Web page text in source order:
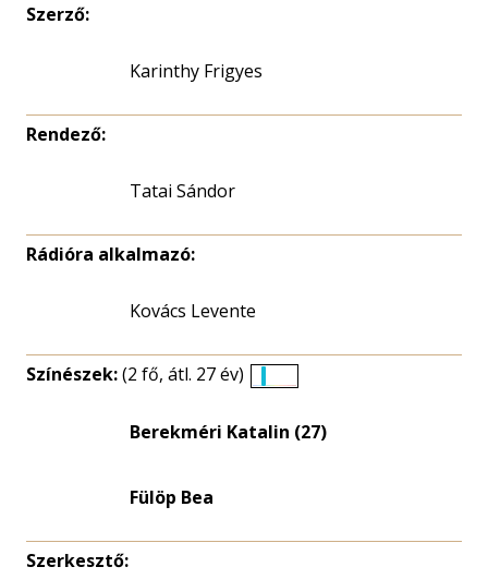
Szerző:
Karinthy Frigyes
Rendező:
Tatai Sándor
Rádióra alkalmazó:
Kovács Levente
Színészek:(2 fő, átl. 27 év)
eloszlás
Berekméri Katalin (27)
Fülöp Bea
Szerkesztő: